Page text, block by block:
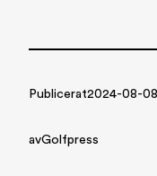
Publicerat2024-08-08
avGolfpress